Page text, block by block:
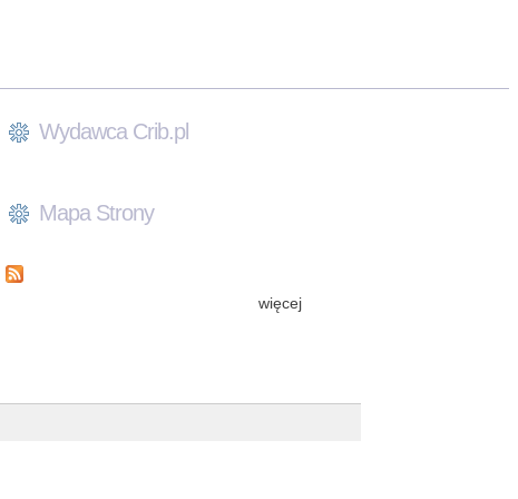
Wydawca Crib.pl
Mapa Strony
więcej